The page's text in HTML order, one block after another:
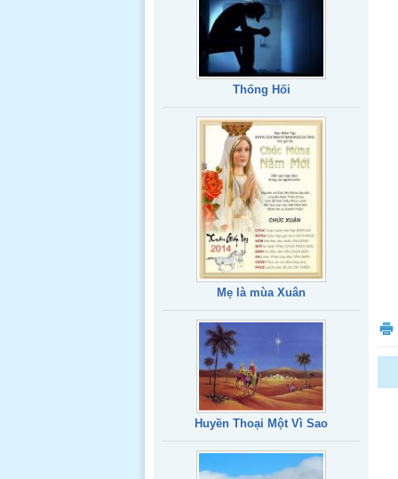
Thống Hối
Mẹ là mùa Xuân
Huyền Thoại Một Vì Sao